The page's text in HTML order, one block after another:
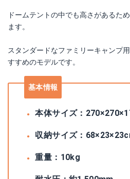
ドームテントの中でも高さがあるた
ます。
スタンダードなファミリーキャンプ
すすめのモデルです。
基本情報
本体サイズ：
収納サイズ：
重量：10kg